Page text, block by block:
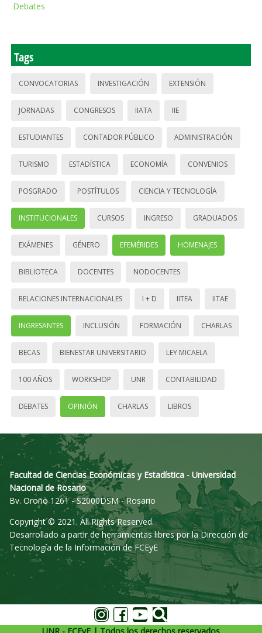
Debates
Tags
CONVOCATORIAS INVESTIGACIÓN EXTENSIÓN
JORNADAS CONGRESOS IIATA IIE
ESTUDIANTES CONTADOR PÚBLICO ADMINISTRACIÓN
TURISMO ESTADÍSTICA ECONOMÍA CONVENIOS
POSGRADO POSTÍTULOS CIENCIA Y TECNOLOGÍA
INSTITUCIONALES CURSOS INGRESO GRADUADOS
EXÁMENES GÉNERO EFEMÉRIDES HOMENAJES
BIBLIOTECA DOCENTES NODOCENTES
RELACIONES INTERNACIONALES I + D IITEA IITAE
INGRESANTES INCLUSIÓN FORMACIÓN CHARLAS
BECAS BIENESTAR UNIVERSITARIO LEY MICAELA
100 AÑOS WORKSHOP UNR CONTABILIDAD
DEBATES OPINIÓN CHARLAS LIBROS
Facultad de Ciencias Económicas y Estadística - Universidad
Nacional de Rosario
Bv. Oroño 1261 - S2000DSM - Rosario
Copyright © 2021. All Rights Reserved.
Desarrollado a partir de herramientas libres por la Dirección de
Tecnología de la Información de FCEyE